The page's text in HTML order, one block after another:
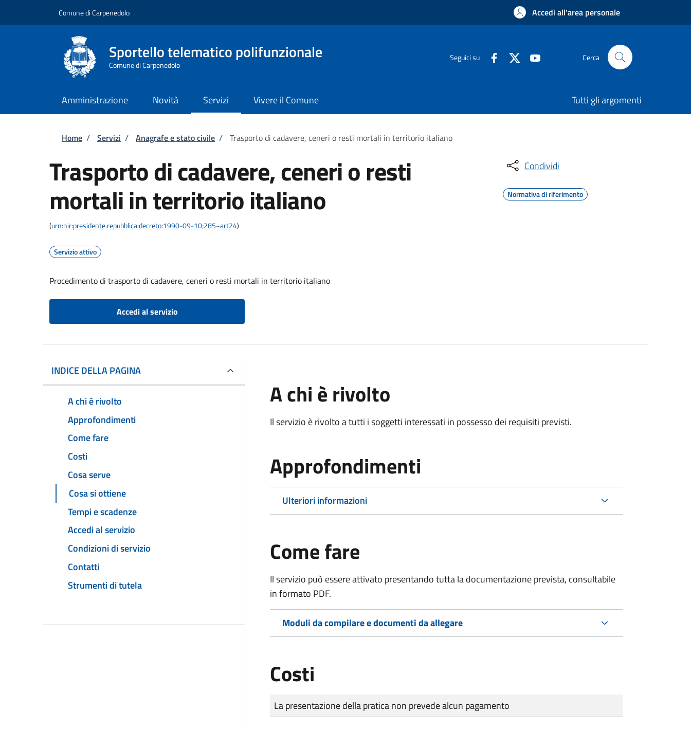
Comune di Carpenedolo Accedi all'area personale
Sportello telematico polifunzionale
Comune di Carpenedolo
Seguici su Cerca
Amministrazione Novità Servizi Vivere il Comune Tutti gli argomenti
Briciole di pane
Home / Servizi / Anagrafe e stato civile / Trasporto di cadavere, ceneri o resti mortali in territorio italiano
Trasporto di cadavere, ceneri o resti
mortali in territorio italiano
(urn:nir:presidente.repubblica:decreto:1990-09-10;285~art24)
Servizio attivo
Procedimento di trasporto di cadavere, ceneri o resti mortali in territorio italiano
Accedi al servizio
Condividi
Normativa di riferimento
INDICE DELLA PAGINA
A chi è rivolto
Approfondimenti
Come fare
Costi
Cosa serve
Cosa si ottiene
Tempi e scadenze
Accedi al servizio
Condizioni di servizio
Contatti
Strumenti di tutela
A chi è rivolto
Il servizio è rivolto a tutti i soggetti interessati in possesso dei requisiti previsti.
Approfondimenti
Ulteriori informazioni
Come fare
Il servizio può essere attivato presentando tutta la documentazione prevista, consultabile
in formato PDF.
Moduli da compilare e documenti da allegare
Costi
Tipo di pagamento
Importo
La presentazione della pratica non prevede alcun pagamento